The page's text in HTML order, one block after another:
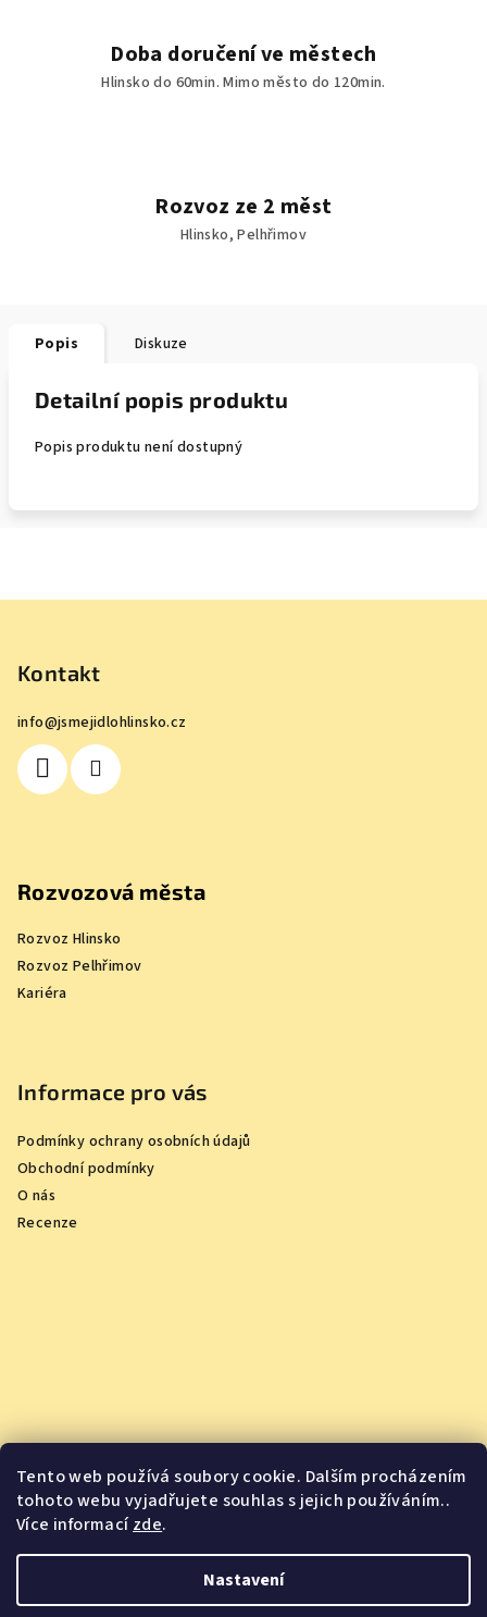
Tento web používá soubory cookie. Dalším procházením
tohoto webu vyjadřujete souhlas s jejich používáním..
Více informacízde.
Nastavení
Doba doručení ve městech
Hlinsko do 60min. Mimo město do 120min.
Rozvoz ze 2 měst
Hlinsko, Pelhřimov
Popis Diskuze
Detailní popis produktu
Popis produktu není dostupný
Kontakt
info@jsmejidlohlinsko.cz
Rozvozová města
Rozvoz Hlinsko
Rozvoz Pelhřimov
Kariéra
Informace pro vás
Podmínky ochrany osobních údajů
Obchodní podmínky
O nás
Recenze
Vychutnejte si oceněná vína z pohodlí domova